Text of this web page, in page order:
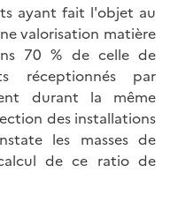
ayant fait l'objet au
valorisation matière
70 % de celle de
réceptionnés par
durant la même
des installations
les masses de
de ce ratio de